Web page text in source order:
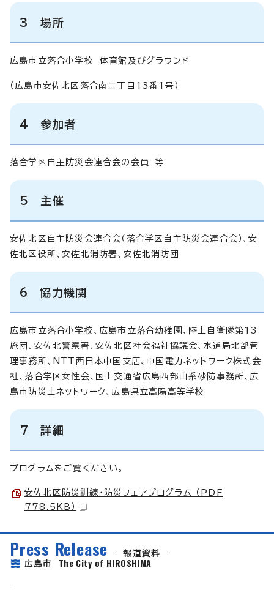
3 場所
広島市立落合小学校 体育館及びグラウンド
（広島市安佐北区落合南二丁目13番1号）
4 参加者
落合学区自主防災会連合会の会員 等
5 主催
安佐北区自主防災会連合会（落合学区自主防災会連合会）、安
佐北区役所、安佐北消防署、安佐北消防団
6 協力機関
広島市立落合小学校、広島市立落合幼稚園、陸上自衛隊第13
旅団、安佐北警察署、安佐北区社会福祉協議会、水道局北部管
理事務所、NTT西日本中国支店、中国電力ネットワーク株式会
社、落合学区女性会、国土交通省広島西部山系砂防事務所、広
島市防災士ネットワーク、広島県立高陽高等学校
7 詳細
プログラムをご覧ください。
安佐北区防災訓練・防災フェアプログラム （PDF
778.5KB）
Press Release
報道資料
広島市 The City of HIROSHIMA